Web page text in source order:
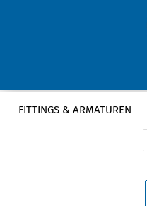
FITTINGS & ARMATUREN